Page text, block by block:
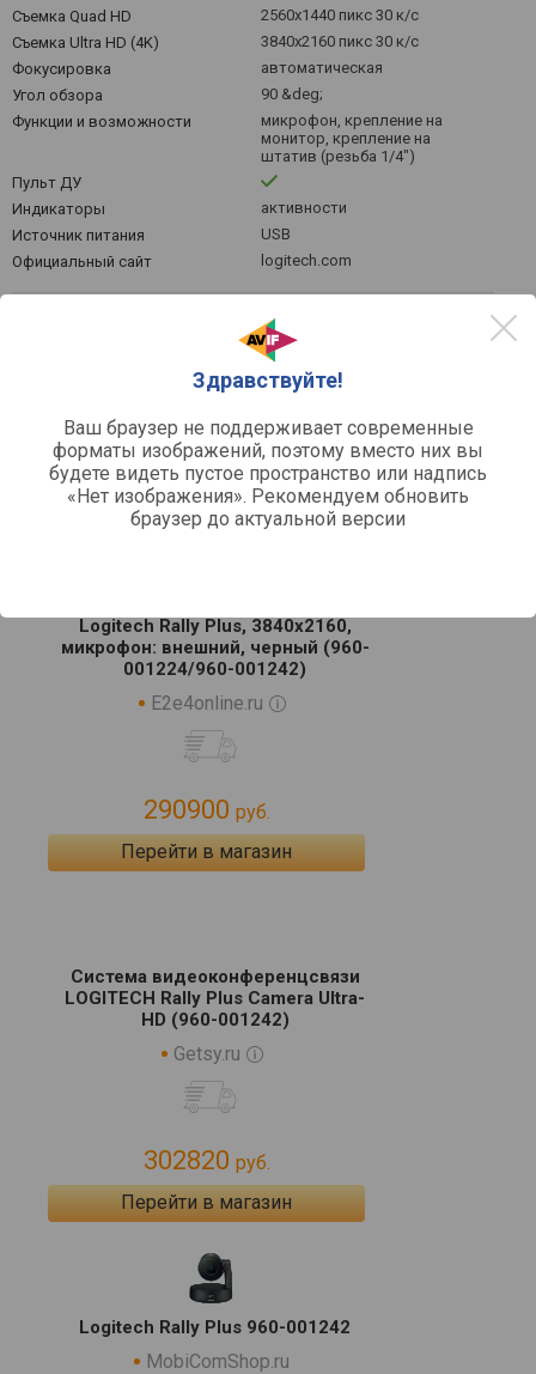
Здравствуйте!
Ваш браузер не поддерживает современные
форматы изображений, поэтому вместо них вы
будете видеть пустое пространство или надпись
«Нет изображения». Рекомендуем обновить
браузер до актуальной версии
Съемка Quad HD
2560x1440 пикс 30 к/с
Съемка Ultra HD (4K)
3840x2160 пикс 30 к/с
Фокусировка
автоматическая
Угол обзора
90 &deg;
Функции и возможности
микрофон, крепление на
монитор, крепление на
штатив (резьба 1/4")
Пульт ДУ
Индикаторы
активности
Источник питания
USB
Официальный сайт
logitech.com
Цены на Logitech Rally Plus - выбрать
интернет-магазин
по рейтингу по цене
Logitech Rally Plus, 3840x2160,
микрофон: внешний, черный (960-
001224/960-001242)
E2e4online.ru
290900 руб.
Перейти в магазин
Система видеоконференцсвязи
LOGITECH Rally Plus Camera Ultra-
HD (960-001242)
Getsy.ru
302820 руб.
Перейти в магазин
Logitech Rally Plus 960-001242
MobiComShop.ru